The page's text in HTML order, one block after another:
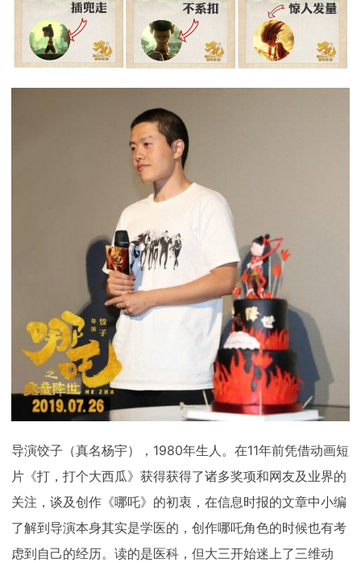
导演饺子（真名杨宇），1980年生人。在11年前凭借动画短
片《打，打个大西瓜》获得获得了诸多奖项和网友及业界的
关注，谈及创作《哪吒》的初衷，在信息时报的文章中小编
了解到导演本身其实是学医的，创作哪吒角色的时候也有考
虑到自己的经历。读的是医科，但大三开始迷上了三维动